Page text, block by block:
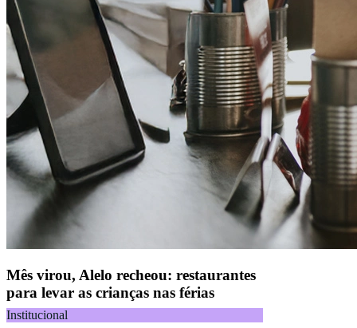
Mês virou, Alelo recheou: restaurantes
para levar as crianças nas férias
Institucional